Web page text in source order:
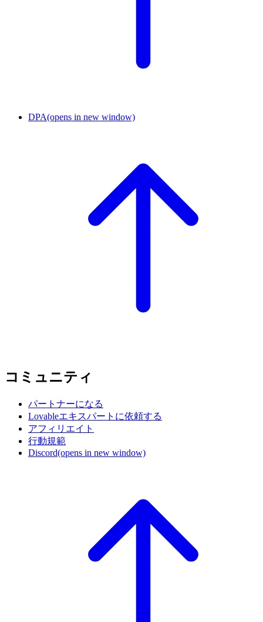
DPA(opens in new window)
コミュニティ
パートナーになる
Lovableエキスパートに依頼する
アフィリエイト
行動規範
Discord(opens in new window)